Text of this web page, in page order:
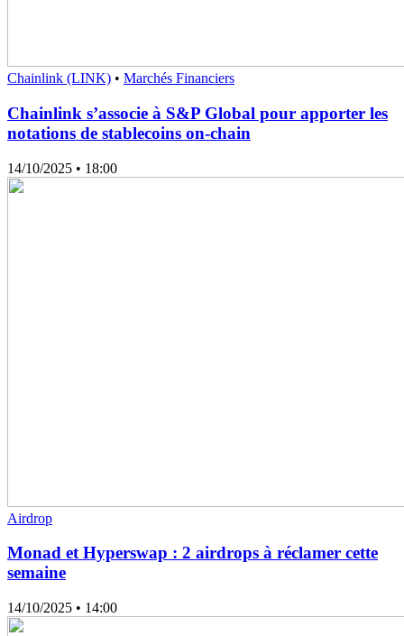
Chainlink (LINK) • Marchés Financiers
Chainlink s’associe à S&P Global pour apporter les
notations de stablecoins on-chain
14/10/2025 • 18:00
Airdrop
Monad et Hyperswap : 2 airdrops à réclamer cette
semaine
14/10/2025 • 14:00